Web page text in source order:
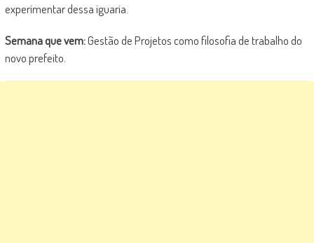
experimentar dessa iguaria.
Semana que vem:Gestão de Projetos como filosofia de trabalho do
novo prefeito.